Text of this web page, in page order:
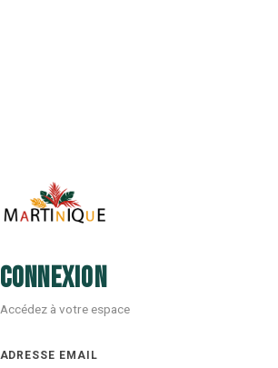
Connexion
Accédez à votre espace
ADRESSE EMAIL